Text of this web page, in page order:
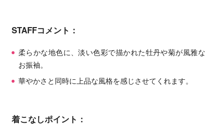
STAFFコメント：
柔らかな地色に、淡い色彩で描かれた牡丹や菊が風雅な
お振袖。
華やかさと同時に上品な風格を感じさせてくれます。
着こなしポイント：